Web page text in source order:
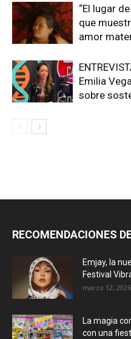
“El lugar
que
amor
Emilia
sobre
RECOMENDACIONES
Emjay, la
Festival
marzo 12, 2026
La magia
con una